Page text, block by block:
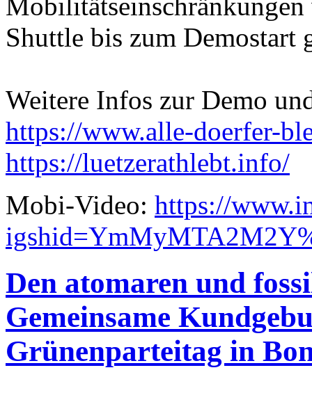
Shuttle bis zum Demostart
Weitere Infos zur Demo
https://www.alle-doerfer-
https://luetzerathlebt.info/
Mobi-Video: https://
Den atomaren und
Gemeinsame
Grünenparteitag in